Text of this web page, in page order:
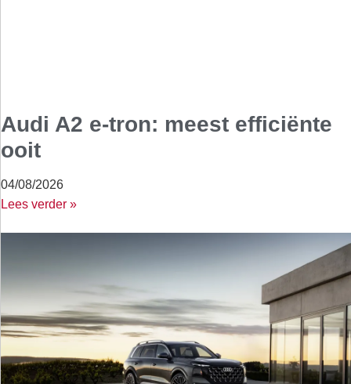
Audi A2 e-tron: meest efficiënte
ooit
04/08/2026
Lees verder »